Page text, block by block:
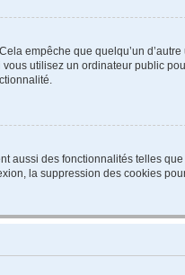
empêche que quelqu’un
utilisez un ordinateur public
aussi des fonctionnalités telles
la suppression des cookies